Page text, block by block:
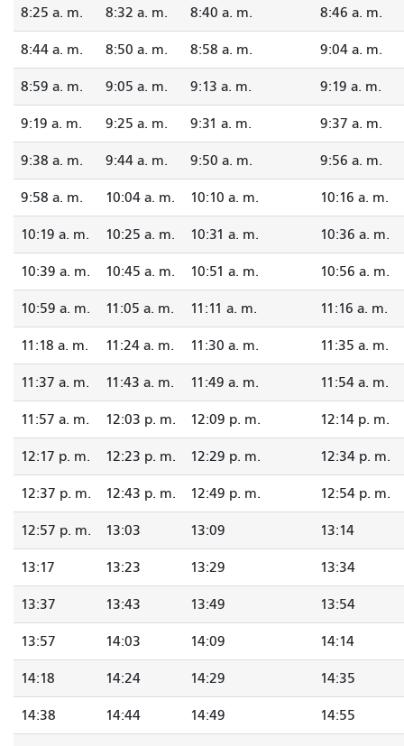
8:25 a. m. 8:32 a. m. 8:40 a. m. 8:46 a. m.
8:44 a. m. 8:50 a. m. 8:58 a. m. 9:04 a. m.
8:59 a. m. 9:05 a. m. 9:13 a. m. 9:19 a. m.
9:19 a. m. 9:25 a. m. 9:31 a. m. 9:37 a. m.
9:38 a. m. 9:44 a. m. 9:50 a. m. 9:56 a. m.
9:58 a. m. 10:04 a. m. 10:10 a. m. 10:16 a. m.
10:19 a. m. 10:25 a. m. 10:31 a. m. 10:36 a. m.
10:39 a. m. 10:45 a. m. 10:51 a. m. 10:56 a. m.
10:59 a. m. 11:05 a. m. 11:11 a. m. 11:16 a. m.
11:18 a. m. 11:24 a. m. 11:30 a. m. 11:35 a. m.
11:37 a. m. 11:43 a. m. 11:49 a. m. 11:54 a. m.
11:57 a. m. 12:03 p. m. 12:09 p. m. 12:14 p. m.
12:17 p. m. 12:23 p. m. 12:29 p. m. 12:34 p. m.
12:37 p. m. 12:43 p. m. 12:49 p. m. 12:54 p. m.
12:57 p. m. 13:03 13:09 13:14
13:17 13:23 13:29 13:34
13:37 13:43 13:49 13:54
13:57 14:03 14:09 14:14
14:18 14:24 14:29 14:35
14:38 14:44 14:49 14:55